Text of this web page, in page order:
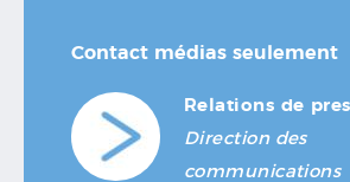
Contact médias seulement
Relations de
Direction des
communications